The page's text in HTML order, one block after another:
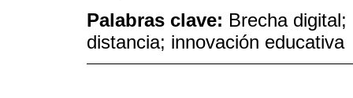
Palabras clave: Brecha
distancia; innovación educativa